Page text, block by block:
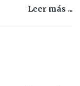
Leer más ...